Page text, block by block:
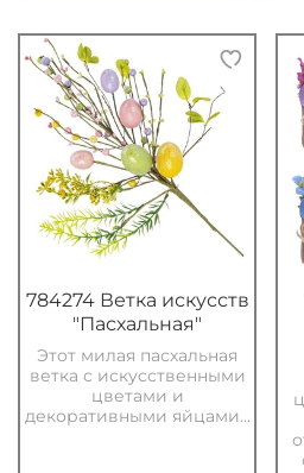
784274 Ветка искусств
"Пасхальная"
Этот милая пасхальная
ветка с искусственными
цветами и
декоративными яйцами...